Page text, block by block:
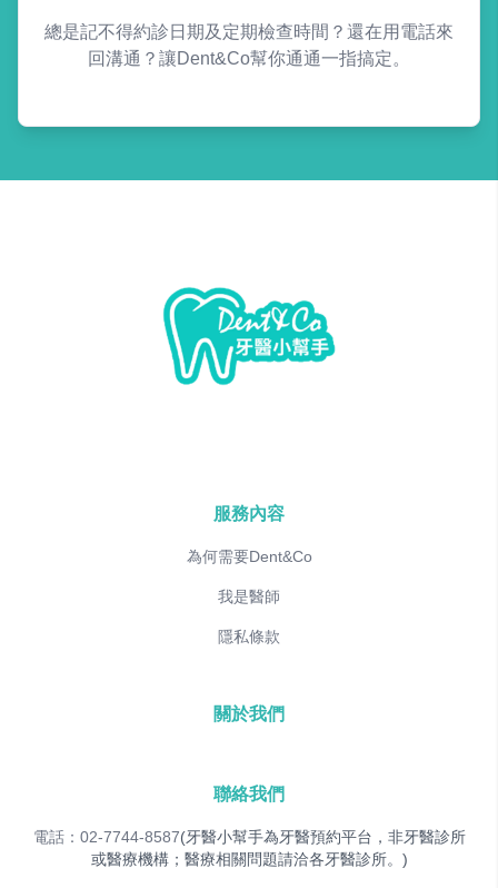
總是記不得約診日期及定期檢查時間？還在用電話來
回溝通？讓Dent&Co幫你通通一指搞定。
服務內容
為何需要Dent&Co
我是醫師
隱私條款
關於我們
聯絡我們
電話：02-7744-8587(牙醫小幫手為牙醫預約平台，非牙醫診所
或醫療機構；醫療相關問題請洽各牙醫診所。)